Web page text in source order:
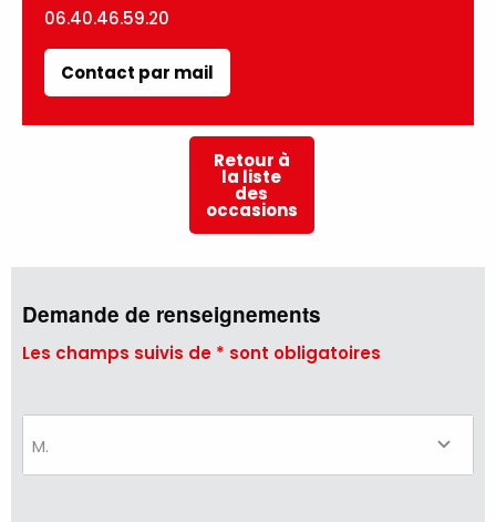
06.40.46.59.20
Contact par mail
Retour à
la liste
des
occasions
Demande de renseignements
Les champs suivis de * sont obligatoires
M.